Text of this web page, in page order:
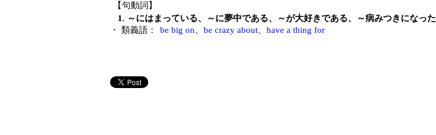
【句動詞】
1. ～にはまっている、～に夢中である、～が大好きである、～病みつきになった
・ 類義語：
be big on be crazy about have a thing for